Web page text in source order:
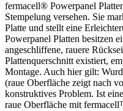
fermacell® Powerpanel
Stempelung versehen. Sie
Platte und stellt eine
Powerpanel Platten besitzen
angeschliffene, rauere
Plattenquerschnitt existiert,
Montage. Auch hier gilt:
(raue Oberfläche zeigt nach
konstruktives Problem. Ist
raue Oberfläche mit